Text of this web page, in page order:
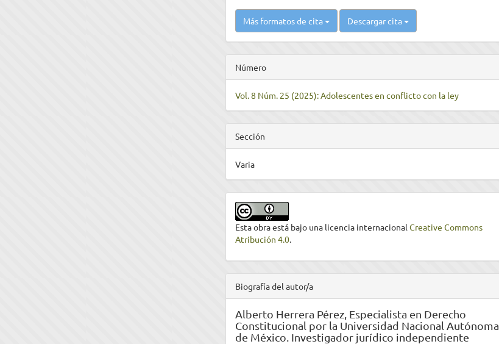
Más formatos de cita Descargar cita
Número
Vol. 8 Núm. 25 (2025): Adolescentes en conflicto con la ley
Sección
Varia
Esta obra está bajo una licencia internacionalCreative Commons
Atribución 4.0.
Biografía del autor/a
Alberto Herrera Pérez, Especialista en Derecho
Constitucional por la Universidad Nacional Autónoma
de México. Investigador jurídico independiente